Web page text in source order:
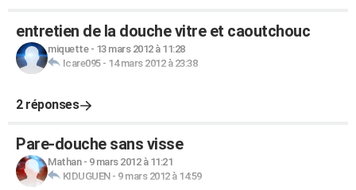
entretien de la douche vitre et caoutchouc
miquette- 13 mars 2012 à 11:28
Icare095- 14 mars 2012 à 23:38
2 réponses
Pare-douche sans visse
Mathan- 9 mars 2012 à 11:21
KIDUGUEN- 9 mars 2012 à 14:59